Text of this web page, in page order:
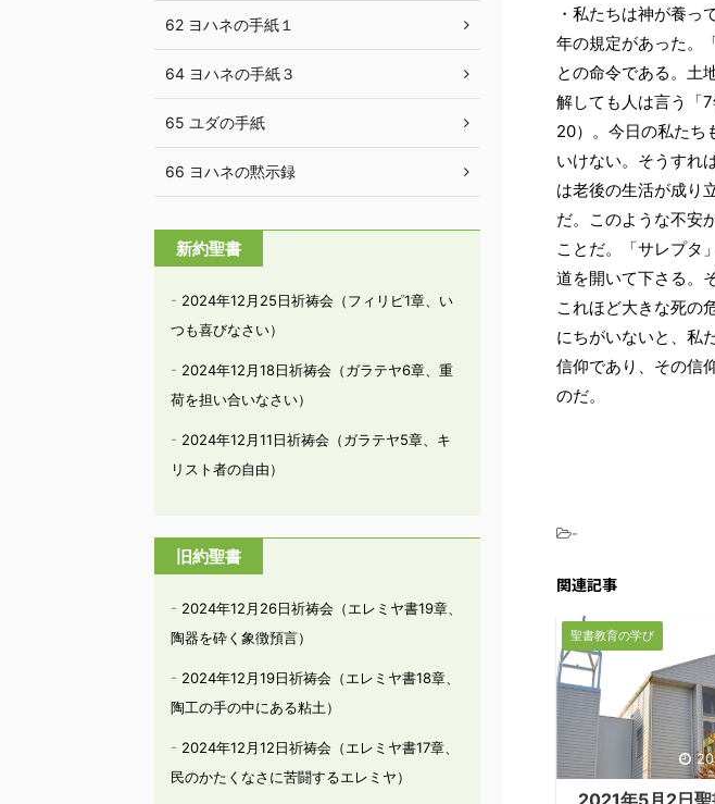
・私たちは神が養っ
年の規定があった。
との命令である。土
解しても人は言う「
20）。今日の私たち
いけない。そうすれ
は老後の生活が成り
だ。このような不安
ことだ。「サレプタ
道を開いて下さる。
これほど大きな死の
にちがいないと、私
信仰であり、その信
のだ。
-
関連記事
聖書教育の学び
62 ヨハネの手紙１
64 ヨハネの手紙３
65 ユダの手紙
66 ヨハネの黙示録
新約聖書
2024年12月25日祈祷会（フィリピ1章、い
つも喜びなさい）
2024年12月18日祈祷会（ガラテヤ6章、重
荷を担い合いなさい）
2024年12月11日祈祷会（ガラテヤ5章、キ
リスト者の自由）
旧約聖書
2024年12月26日祈祷会（エレミヤ書19章、
陶器を砕く象徴預言）
2024年12月19日祈祷会（エレミヤ書18章、
陶工の手の中にある粘土）
2024年12月12日祈祷会（エレミヤ書17章、
民のかたくなさに苦闘するエレミヤ）